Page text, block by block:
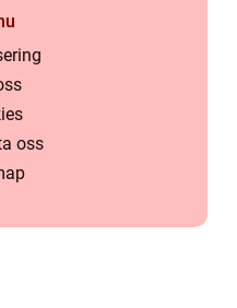
oss